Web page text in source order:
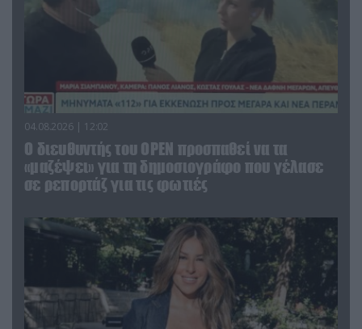
04.08.2026 | 12:02
O διευθυντής του OPEN προσπαθεί να τα
«μαζέψει» για τη δημοσιογράφο που γέλασε
σε ρεπορτάζ για τις φωτιές